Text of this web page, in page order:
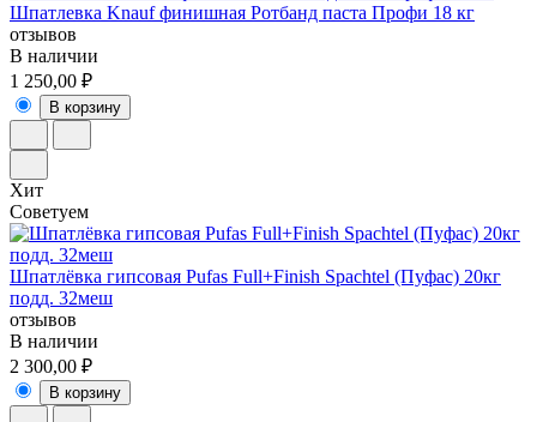
Шпатлевка Knauf финишная Ротбанд паста Профи 18 кг
отзывов
В наличии
1 250,00 ₽
В корзину
Хит
Советуем
Шпатлёвка гипсовая Pufas Full+Finish Spachtel (Пуфас) 20кг
подд. 32меш
отзывов
В наличии
2 300,00 ₽
В корзину